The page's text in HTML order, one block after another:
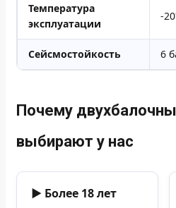
Температура
эксплуатации
-
Сейсмостойкость 6
Почему
выбирают у нас
▶ Более 18 лет